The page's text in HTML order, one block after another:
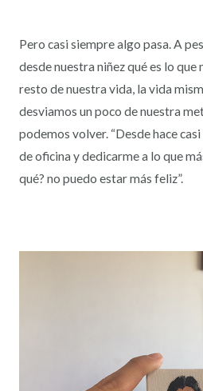
Pero casi siempre algo pasa. A
desde nuestra niñez qué es lo
resto de nuestra vida, la vida
desviamos un poco de nuestra
podemos volver. “Desde hace
de oficina y dedicarme a lo que
qué? no puedo estar más feliz”.